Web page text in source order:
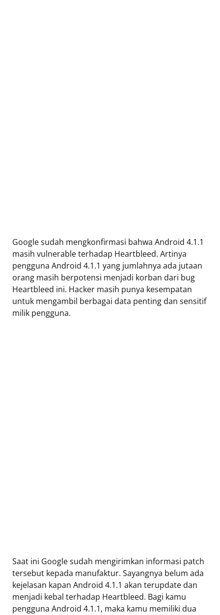
Google sudah mengkonfirmasi bahwa Android 4.1.1
masih vulnerable terhadap Heartbleed. Artinya
pengguna Android 4.1.1 yang jumlahnya ada jutaan
orang masih berpotensi menjadi korban dari bug
Heartbleed ini. Hacker masih punya kesempatan
untuk mengambil berbagai data penting dan sensitif
milik pengguna.
Saat ini Google sudah mengirimkan informasi patch
tersebut kepada manufaktur. Sayangnya belum ada
kejelasan kapan Android 4.1.1 akan terupdate dan
menjadi kebal terhadap Heartbleed. Bagi kamu
pengguna Android 4.1.1, maka kamu memiliki dua